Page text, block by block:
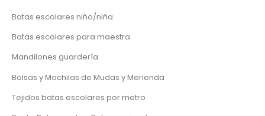
Batas escolares niño/niña
Batas escolares para maestra
Mandilones guardería
Bolsas y Mochilas de Mudas y Merienda
Tejidos batas escolares por metro